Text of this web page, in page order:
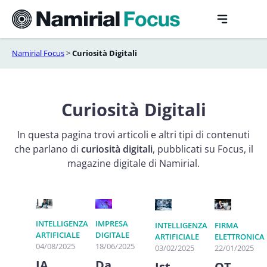
contenuto
Namirial Focus>Curiosità Digitali
Curiosità Digitali
In questa pagina trovi articoli e altri tipi di contenuti
che parlano di curiosità digitali, pubblicati su Focus, il
magazine digitale di Namirial.
INTELLIGENZA
ARTIFICIALE
04/08/2025
IMPRESA
DIGITALE
18/06/2025
INTELLIGENZA
ARTIFICIALE
03/02/2025
FIRMA
ELETTRONICA
22/01/2025